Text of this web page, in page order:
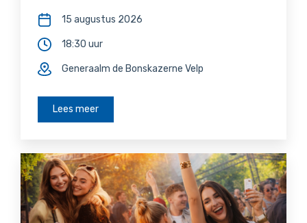
15 augustus 2026
18:30 uur
Generaalm de Bonskazerne Velp
Lees meer